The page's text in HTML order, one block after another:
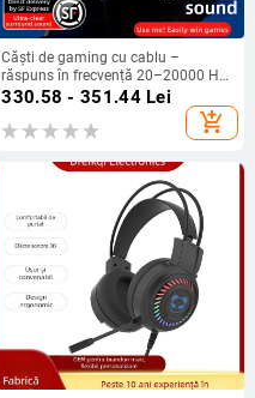
Căști de gaming cu cablu –
răspuns în frecvență 20–20000 Hz;
sensibilitate 105 dB; lungime cablu
330.58 - 351.44Lei
add_shopping_cart